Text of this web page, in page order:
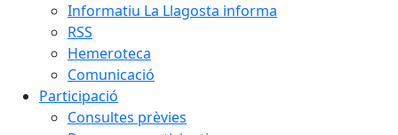
Informatiu La Llagosta informa
RSS
Hemeroteca
Comunicació
Participació
Consultes prèvies